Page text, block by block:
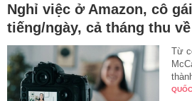
Nghỉ việc ở Amazon, cô
tiếng/ngày, cả tháng thu
Từ